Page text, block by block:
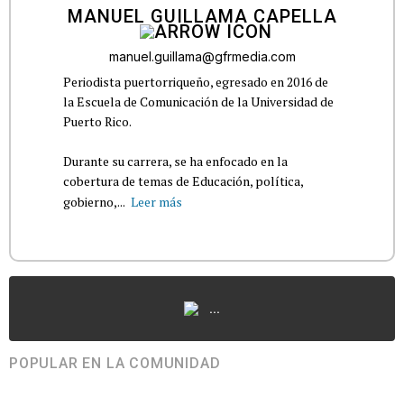
MANUEL GUILLAMA CAPELLA
manuel.guillama@gfrmedia.com
Periodista puertorriqueño, egresado en 2016 de
la Escuela de Comunicación de la Universidad de
Puerto Rico.
Durante su carrera, se ha enfocado en la
cobertura de temas de Educación, política,
gobierno,... Leer más
...
POPULAR EN LA COMUNIDAD